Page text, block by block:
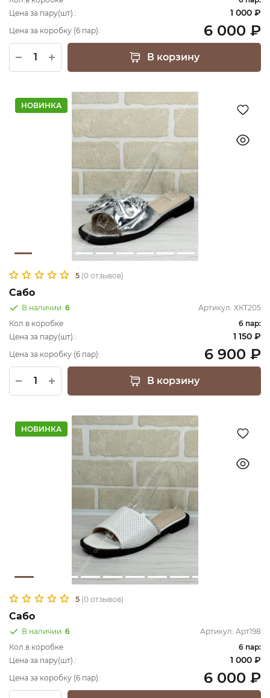
Цена за пару(шт).:
1 000 ₽
Цена за коробку (6 пар): 6 000 ₽
В корзину
НОВИНКА
5 (0 отзывов)
Сабо
В наличии: 6 Артикул: ХКТ205
Кол.в коробке
6 пар:
Цена за пару(шт).:
1 150 ₽
Цена за коробку (6 пар): 6 900 ₽
В корзину
НОВИНКА
5 (0 отзывов)
Сабо
В наличии: 6 Артикул: Арт198
Кол.в коробке
6 пар:
Цена за пару(шт).:
1 000 ₽
Цена за коробку (6 пар): 6 000 ₽